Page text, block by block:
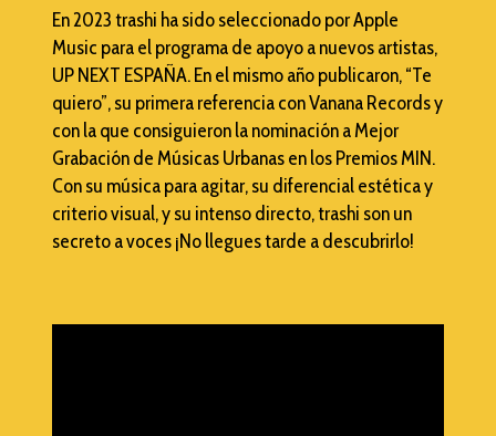
En 2023 trashi ha sido seleccionado por Apple
Music para el programa de apoyo a nuevos artistas,
UP NEXT ESPAÑA. En el mismo año publicaron, “Te
quiero”, su primera referencia con Vanana Records y
con la que consiguieron la nominación a Mejor
Grabación de Músicas Urbanas en los Premios MIN.
Con su música para agitar, su diferencial estética y
criterio visual, y su intenso directo, trashi son un
secreto a voces ¡No llegues tarde a descubrirlo!